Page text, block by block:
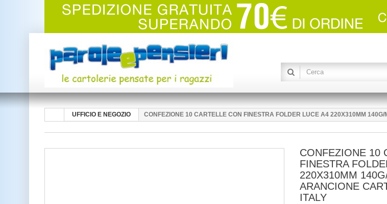
UFFICIO E NEGOZIO CONFEZIONE 10 CARTELLE CON FINESTRA FOLDER LUCE A4 220X310MM
CONFEZIONE 10
FINESTRA
220X310MM
ARANCIONE
ITALY